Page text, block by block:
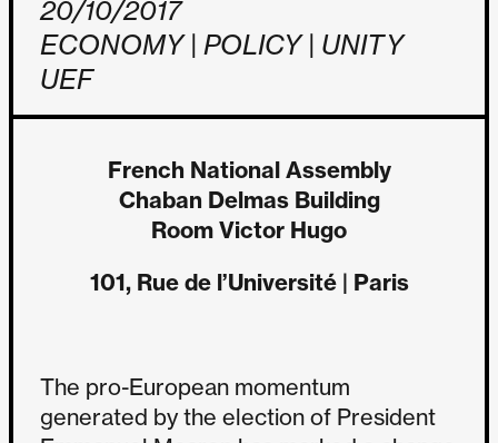
20/10/2017
ECONOMY | POLICY | UNITY
UEF
French National Assembly
Chaban Delmas Building
Room Victor Hugo
101, Rue de l’Université | Paris
The pro-European momentum
generated by the election of President